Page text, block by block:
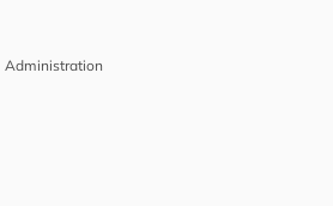
Administration